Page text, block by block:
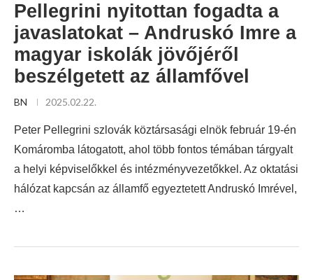
Pellegrini nyitottan fogadta a
javaslatokat – Andruskó Imre a
magyar iskolák jövőjéről
beszélgetett az államfővel
BN 2025.02.22.
Peter Pellegrini szlovák köztársasági elnök február 19-én
Komáromba látogatott, ahol több fontos témában tárgyalt
a helyi képviselőkkel és intézményvezetőkkel. Az oktatási
hálózat kapcsán az államfő egyeztetett Andruskó Imrével,
…